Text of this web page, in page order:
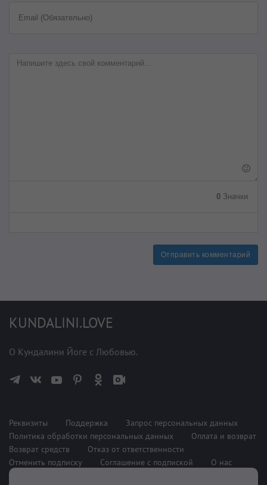
Email (Обязательно)
0 Значки
Отправить комментарий
KUNDALINI.LOVE
О Кундалини Йоге с Любовью.
Реквизиты Поддержка
Запрос персональных данных
Политика обработки персональных данных
Оплата и возврат
Возврат средств
Отказ от ответственности
Отменить подписку
Соглашение с подпиской О нас